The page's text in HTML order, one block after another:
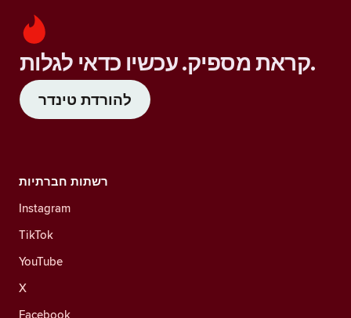
קראת מספיק. עכשיו כדאי לגלות.
להורדת טינדר
רשתות חברתיות
Instagram
TikTok
YouTube
X
Facebook